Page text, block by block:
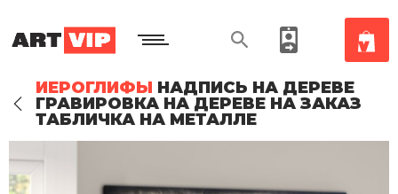
ИЕРОГЛИФЫ НАДПИСЬ НА ДЕРЕВЕ
ГРАВИРОВКА НА ДЕРЕВЕ НА ЗАКАЗ
ТАБЛИЧКА НА МЕТАЛЛЕ